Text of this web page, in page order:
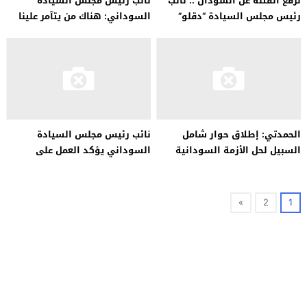
رئيس مجلس السيادة “دقلو”
السوداني: هناك من يتآمر علينا
الحمدتي: إطلاق حوار شامل
السبيل لحل الأزمة السودانية
نائب رئيس مجلس السيادة
السوداني يؤكد العمل على
1
2
»